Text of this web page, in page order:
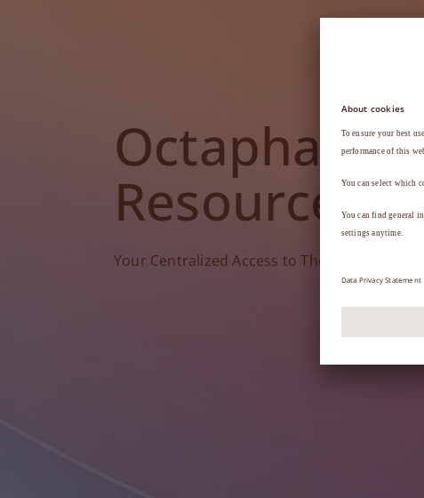
Octapharma
Resources
Your Centralized Access to Therapy Tools.